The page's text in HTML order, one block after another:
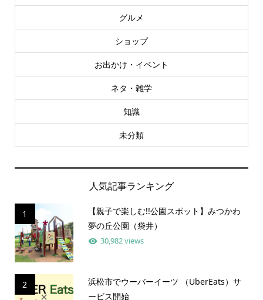
グルメ
ショップ
お出かけ・イベント
ネタ・雑学
知識
未分類
人気記事ランキング
1
【親子で楽しむ!!公園スポット】みつかわ
夢の丘公園（袋井）
30,982 views
2
浜松市でウーバーイーツ （UberEats）サ
ービス開始